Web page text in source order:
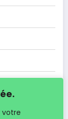
votre